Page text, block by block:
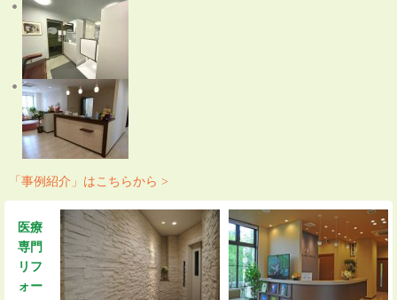
「事例紹介」はこちらから >
医療
専門
リフ
ォー